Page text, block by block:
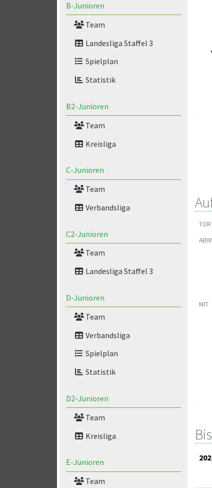
B-Junioren
Team
Landesliga Staffel 3
Spielplan
Statistik
B2-Junioren
Team
Kreisliga
C-Junioren
Team
Verbandsliga
C2-Junioren
Team
Landesliga Staffel 3
D-Junioren
Team
Verbandsliga
Spielplan
Statistik
D2-Junioren
Team
Kreisliga
E-Junioren
Team
TOR
ABW
MIT